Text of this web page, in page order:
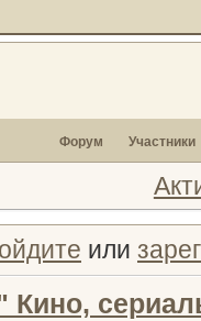
Форум Участники
или